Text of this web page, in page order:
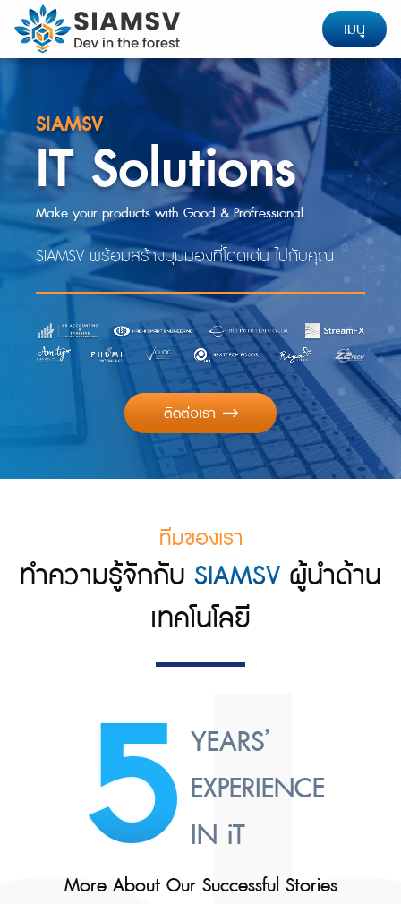
เมนู
SIAMSV
IT Solutions
Make your products with Good & Profressional
SIAMSV พร้อมสร้างมุมมองที่โดดเด่น ไปกับคุณ
ติดต่อเรา
ทีมของเรา
ทำความรู้จักกับ SIAMSVผู้นำด้าน
เทคโนโลยี
5 YEARS’
EXPERIENCE
IN iT
More About Our Successful Stories